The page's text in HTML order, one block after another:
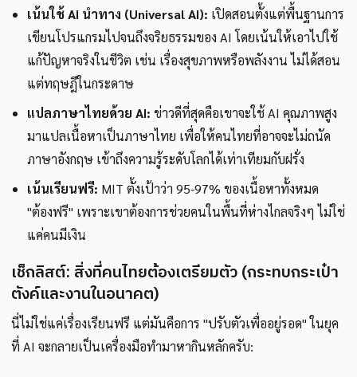
เน้นใช้ AI นำทาง (Universal AI): เปิดสอนตั้งแต่พื้นฐานการ
เขียนโปรแกรมไปจนถึงจริยธรรมของ AI โดยเน้นให้เอาไปใช้
แก้ปัญหาจริงในชีวิต เช่น เรื่องสุขภาพหรือพลังงาน ไม่ได้สอน
แต่ทฤษฎีในกระดาษ
แปลภาษาไทยด้วย AI: ข่าวดีที่สุดคือเขาจะใช้ AI คุณภาพสูง
มาแปลเนื้อหาเป็นภาษาไทย เพื่อให้คนไทยที่อาจจะไม่ถนัด
ภาษาอังกฤษ เข้าถึงความรู้ระดับโลกได้เท่าเทียมกับฝรั่ง
เน้นเรียนฟรี: MIT ตั้งเป้าว่า 95-97% ของเนื้อหาทั้งหมด
"ต้องฟรี" เพราะเขาต้องการช่วยคนในพื้นที่ห่างไกลจริงๆ ไม่ใช่
แค่คนมีเงิน
เช็กลิสต์: สิ่งที่คนไทยต้องเตรียมตัว (กระทบกระเป๋า
ตังค์และงานในอนาคต)
นี่ไม่ใช่แค่เรื่องเรียนฟรี แต่มันคือการ "ปรับตัวเพื่ออยู่รอด" ในยุค
ที่ AI จะกลายเป็นเครื่องมือทำมาหากินหลักครับ: